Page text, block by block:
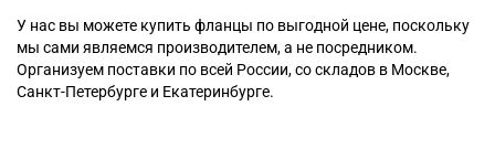
У нас вы можете купить фланцы по выгодной цене, поскольку
мы сами являемся производителем, а не посредником.
Организуем поставки по всей России, со складов в Москве,
Санкт-Петербурге и Екатеринбурге.